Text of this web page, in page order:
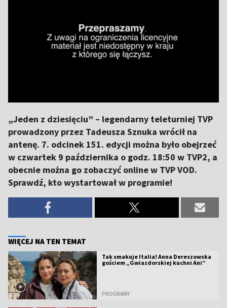
„Jeden z dziesięciu” – legendarny teleturniej TVP
prowadzony przez Tadeusza Sznuka wrócił na
antenę. 7. odcinek 151. edycji można było obejrzeć
w czwartek 9 października o godz. 18:50 w TVP2, a
obecnie można go zobaczyć online w TVP VOD.
Sprawdź, kto wystartował w programie!
WIĘCEJ NA TEN TEMAT
Tak smakuje Italia! Anna Dereszowska
gościem „Gwiazdorskiej kuchni Ani”
PROGRAMY